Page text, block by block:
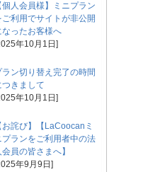
個人会員様】ミニプラン
ご利用でサイトが非公開
なったお客様へ
年10月1日]
ラン切り替え完了の時間
つきまして
年10月1日]
お詫び】【LaCoocanミ
プランをご利用者中の法
会員の皆さまへ】
年9月9日]